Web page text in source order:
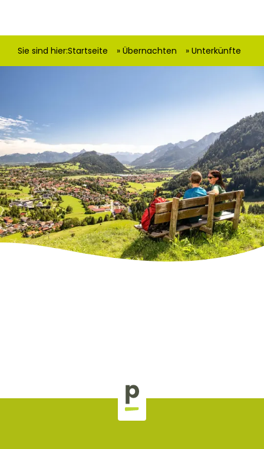
Sie sind hier:Startseite Übernachten Unterkünfte